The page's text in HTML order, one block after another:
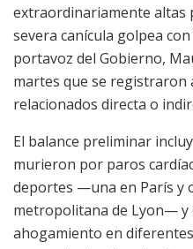
extraordinariamente altas
severa canícula golpea
portavoz del Gobierno,
martes que se registraron
relacionados directa o
El balance preliminar
murieron por paros
deportes —una en París y
metropolitana de Lyon— y
ahogamiento en